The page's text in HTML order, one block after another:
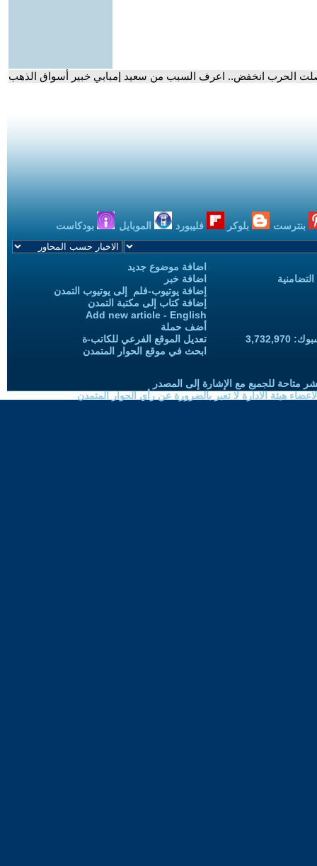
الحرب انخفض.. اعرف السبب من سعيد إمبابي خبير أسواق الذهب
بنترست بلوكر فليبورد الموبايل بودكاست
اضافة موضوع جديد
اضافة خبر
إضافة يوتيوب-فلم إلى يوتيوب التمدن
إضافة كتاب إلى مكتبة التمدن
Add new article - English
أضف حملة
تعديل الموقع الفرعي للكاتب-ة
ابحث في موقع الحوار المتمدن
متاحة للجميع مع الإشارة إلى المصدر
هيئة الادارة لا تعبر بالضرورة عن رأي الحوار المتمدن